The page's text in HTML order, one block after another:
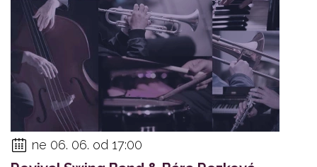
ne 06. 06. od 17:00